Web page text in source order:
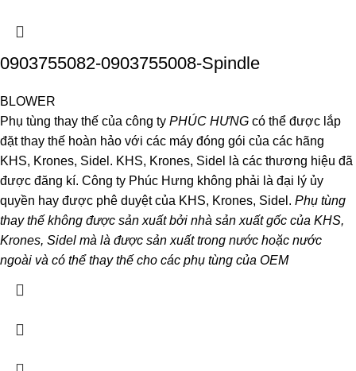
0903755082-0903755008-Spindle
BLOWER
Phụ tùng thay thế của công ty PHÚC HƯNG có thể được lắp
đặt thay thế hoàn hảo với các máy đóng gói của các hãng
KHS, Krones, Sidel. KHS, Krones, Sidel là các thương hiệu đã
được đăng kí. Công ty Phúc Hưng không phải là đại lý ủy
quyền hay được phê duyệt của KHS, Krones, Sidel. Phụ tùng
thay thế không được sản xuất bởi nhà sản xuất gốc của KHS,
Krones, Sidel mà là được sản xuất trong nước hoặc nước
ngoài và có thể thay thế cho các phụ tùng của OEM